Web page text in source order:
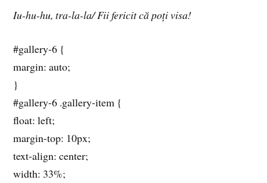
Iu-hu-hu, tra-la-la/ Fii fericit că poți visa!
#gallery-6 {
margin: auto;
}
#gallery-6 .gallery-item {
float: left;
margin-top: 10px;
text-align: center;
width: 33%;